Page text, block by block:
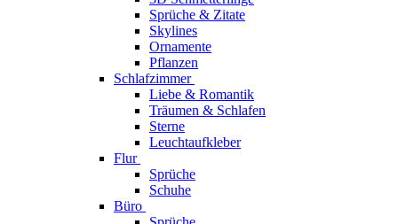
Sprüche & Zitate
Skylines
Ornamente
Pflanzen
Schlafzimmer
Liebe & Romantik
Träumen & Schlafen
Sterne
Leuchtaufkleber
Flur
Sprüche
Schuhe
Büro